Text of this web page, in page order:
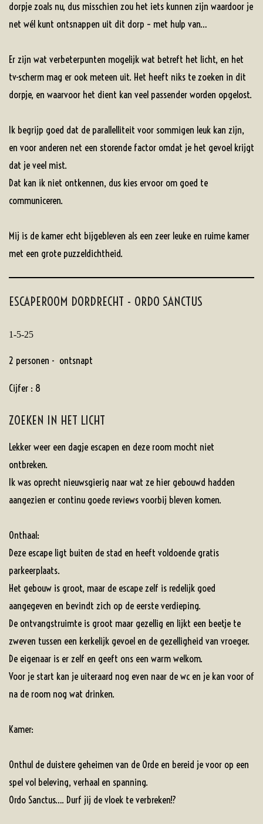
dorpje zoals nu, dus misschien zou het iets kunnen zijn waardoor je
net wél kunt ontsnappen uit dit dorp – met hulp van…
Er zijn wat verbeterpunten mogelijk wat betreft het licht, en het
tv-scherm mag er ook meteen uit. Het heeft niks te zoeken in dit
dorpje, en waarvoor het dient kan veel passender worden opgelost.
Ik begrijp goed dat de parallelliteit voor sommigen leuk kan zijn,
en voor anderen net een storende factor omdat je het gevoel krijgt
dat je veel mist.
Dat kan ik niet ontkennen, dus kies ervoor om goed te
communiceren.
Mij is de kamer echt bijgebleven als een zeer leuke en ruime kamer
met een grote puzzeldichtheid.
ESCAPEROOM DORDRECHT - ORDO SANCTUS
1-5-25
2 personen - ontsnapt
Cijfer : 8
ZOEKEN IN HET LICHT
Lekker weer een dagje escapen en deze room mocht niet
ontbreken.
Ik was oprecht nieuwsgierig naar wat ze hier gebouwd hadden
aangezien er continu goede reviews voorbij bleven komen.
Onthaal:
Deze escape ligt buiten de stad en heeft voldoende gratis
parkeerplaats.
Het gebouw is groot, maar de escape zelf is redelijk goed
aangegeven en bevindt zich op de eerste verdieping.
De ontvangstruimte is groot maar gezellig en lijkt een beetje te
zweven tussen een kerkelijk gevoel en de gezelligheid van vroeger.
De eigenaar is er zelf en geeft ons een warm welkom.
Voor je start kan je uiteraard nog even naar de wc en je kan voor of
na de room nog wat drinken.
Kamer:
Onthul de duistere geheimen van de Orde en bereid je voor op een
spel vol beleving, verhaal en spanning.
Ordo Sanctus…. Durf jij de vloek te verbreken!?